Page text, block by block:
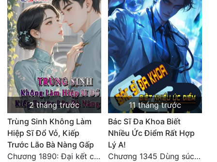
2 tháng trước
Trùng Sinh Không Làm
Hiệp Sĩ Đổ Vỏ, Kiếp
Trước Lão Bà Nàng Gấp
Chương 1890: Đại kết cục
11 tháng trước
Bác Sĩ Đa Khoa Biết
Nhiều Ức Điểm Rất Hợp
Lý A!
Chương 1345 Dùng súc sinh tiền, chìm súc sinh đảo!